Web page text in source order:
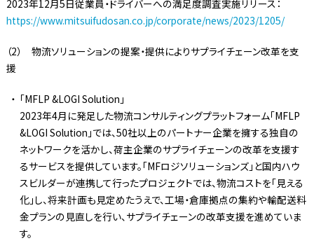
2023年12月5日従業員・ドライバーへの満足度調査実施リリース：
https://www.mitsuifudosan.co.jp/corporate/news/2023/1205/
（2） 物流ソリューションの提案・提供によりサプライチェーン改革を支
援
「MFLP &LOGI Solution」
2023年4月に発足した物流コンサルティングプラットフォーム「MFLP
&LOGI Solution」では、50社以上のパートナー企業を擁する独自の
ネットワークを活かし、荷主企業のサプライチェーンの改革を支援す
るサービスを提供しています。「MFロジソリューションズ」と国内ハウ
スビルダーが連携して行ったプロジェクトでは、物流コストを「見える
化」し、将来計画も見定めたうえで、工場・倉庫拠点の集約や輸配送料
金プランの見直しを行い、サプライチェーンの改革支援を進めていま
す。